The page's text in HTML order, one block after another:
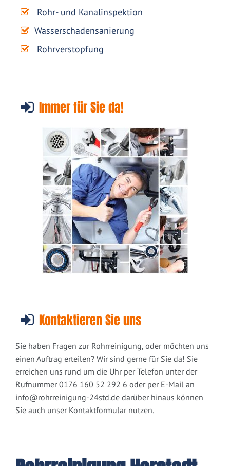
Rohr- und Kanalinspektion
Wasserschadensanierung
Rohrverstopfung
Immer für Sie da!
Kontaktieren Sie uns
Sie haben Fragen zur Rohrreinigung, oder möchten uns
einen Auftrag erteilen? Wir sind gerne für Sie da! Sie
erreichen uns rund um die Uhr per Telefon unter der
Rufnummer 0176 160 52 292 6 oder per E-Mail an
info@rohrreinigung-24std.de darüber hinaus können
Sie auch unser Kontaktformular nutzen.